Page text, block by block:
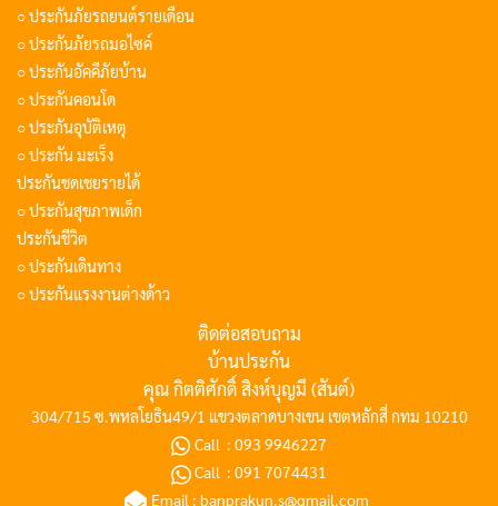
○ ประกันภัยรถยนต์รายเดือน
○ ประกันภัยรถมอไซค์
○ ประกันอัคคีภัยบ้าน
○ ประกันคอนโด
○ ประกันอุบัติเหตุ
○ ประกัน มะเร็ง
ประกันชดเชยรายได้
○ ประกันสุขภาพเด็ก
ประกันชีวิต
○ ประกันเดินทาง
○ ประกันแรงงานต่างด้าว
ติดต่อสอบถาม
บ้านประกัน
คุณ กิตติศักดิ์ สิงห์บุญมี (สันต์)
304/715 ซ.พหลโยธิน49/1 แขวงตลาดบางเขน เขตหลักสี่ กทม 10210
Call :093 9946227
Call : 091 7074431
Email : banprakun.s@gmail.com